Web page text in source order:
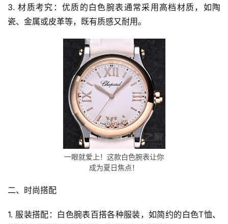
3. 材质考究：优质的白色腕表通常采用高档材质，如陶
瓷、金属或皮革等，既有质感又耐用。
一眼就爱上！这款白色腕表让你
成为夏日焦点！
二、时尚搭配
1. 服装搭配：白色腕表百搭各种服装，如简约的白色T恤、